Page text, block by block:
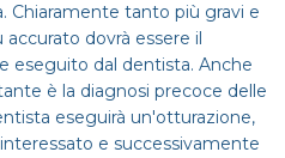
Chiaramente tanto più gravi e
dovrà essere il
eseguito dal dentista. Anche
è la diagnosi precoce delle
eseguirà un'otturazione,
e successivamente